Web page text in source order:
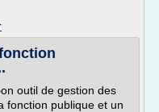
outil de gestion des
fonction publique et un